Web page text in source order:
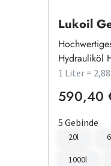
Lukoil
Hydrauliköl
1 Liter =
Regulärer
590,40
5 Gebinde
20l
1000l